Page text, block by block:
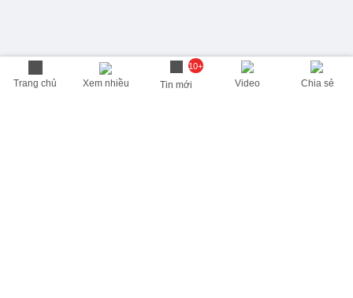
Trang chủ Xem nhiều
10+
Tin mới Video Chia sẻ